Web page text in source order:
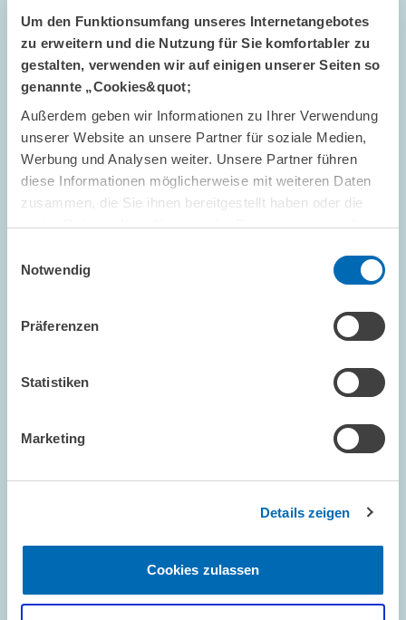
Um den Funktionsumfang unseres Internetangebotes
zu erweitern und die Nutzung für Sie komfortabler zu
gestalten, verwenden wir auf einigen unserer Seiten so
genannte „Cookies&quot;
Außerdem geben wir Informationen zu Ihrer Verwendung
unserer Website an unsere Partner für soziale Medien,
Werbung und Analysen weiter. Unsere Partner führen
diese Informationen möglicherweise mit weiteren Daten
zusammen, die Sie ihnen bereitgestellt haben oder die
sie im Rahmen Ihrer Nutzung der Dienste gesammelt
Notwendig
Präferenzen
Statistiken
Marketing
Details zeigen
Cookies zulassen
TERMINE UND NACHRICHTEN // 15.12.2025
ZEW-Mitarbeitende spenden an die
Klinikclowns „xundlachen“
ZENTRALE DIENSTLEISTUNGEN
öffnet
Ansicht